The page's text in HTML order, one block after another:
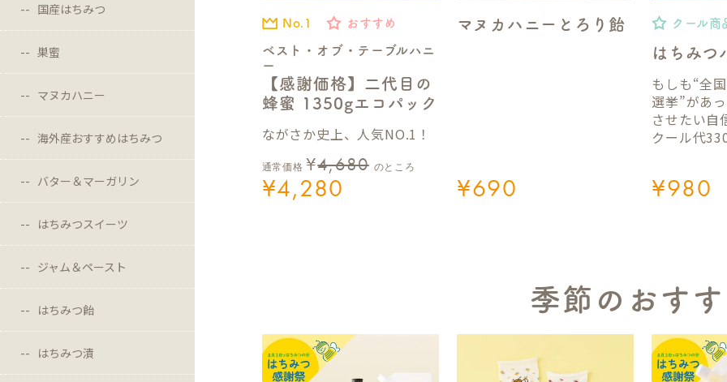
国産はちみつ
巣蜜
マヌカハニー
海外産おすすめはちみつ
バター＆マーガリン
はちみつスイーツ
ジャム＆ペースト
はちみつ飴
はちみつ漬
No.1 おすすめ
ベスト・オブ・テーブルハニ
ー
【感謝価格】二代目の
蜂蜜 1350gエコパック
ながさか史上、人気NO.1！
通常価格 ¥4,680 のところ
¥4,280
マヌカハニーとろり飴
¥690
クール商
はちみつ
もしも“全
選挙”があ
させたい自
クール代
¥980
季節のおす